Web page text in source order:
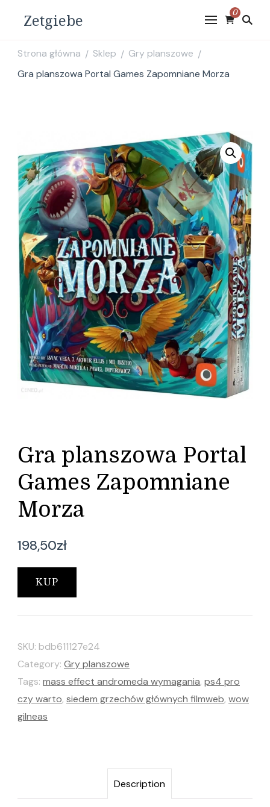
Zetgiebe 0
Strona główna / Sklep / Gry planszowe /
Gra planszowa Portal Games Zapomniane Morza
Gra planszowa Portal
Games Zapomniane
Morza
198,50zł
KUP
SKU: bdb611127e24
Category: Gry planszowe
Tags: mass effect andromeda wymagania, ps4 pro
czy warto, siedem grzechów głównych filmweb, wow
gilneas
Description